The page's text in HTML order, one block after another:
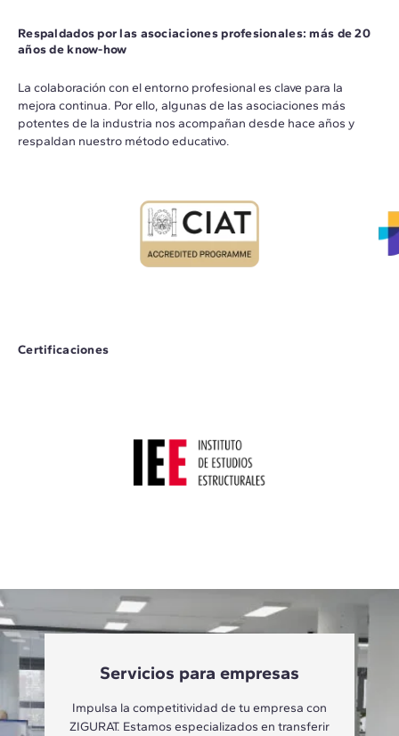
Respaldados por las asociaciones profesionales: más de 20
años de know-how
La colaboración con el entorno profesional es clave para la
mejora continua. Por ello, algunas de las asociaciones más
potentes de la industria nos acompañan desde hace años y
respaldan nuestro método educativo.
Certificaciones
Servicios para empresas
Impulsa la competitividad de tu empresa con
ZIGURAT. Estamos especializados en transferir